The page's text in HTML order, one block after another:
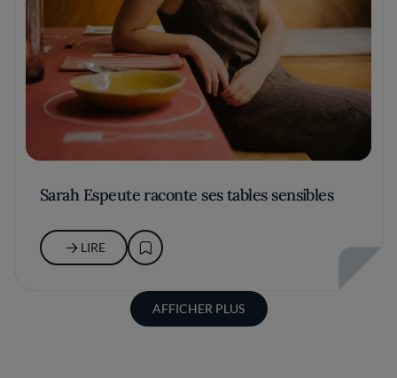
Sarah Espeute raconte ses tables sensibles
LIRE
AFFICHER PLUS